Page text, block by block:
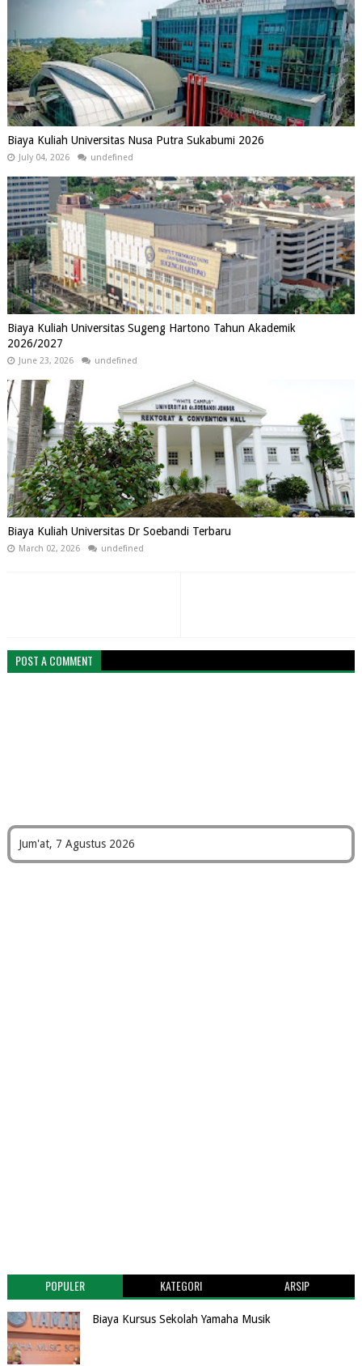
Biaya Kuliah Universitas Nusa Putra Sukabumi 2026
July 04, 2026 undefined
Biaya Kuliah Universitas Sugeng Hartono Tahun Akademik
2026/2027
June 23, 2026 undefined
Biaya Kuliah Universitas Dr Soebandi Terbaru
March 02, 2026 undefined
POST A COMMENT
Jum'at, 7 Agustus 2026
POPULER KATEGORI ARSIP
Biaya Kursus Sekolah Yamaha Musik